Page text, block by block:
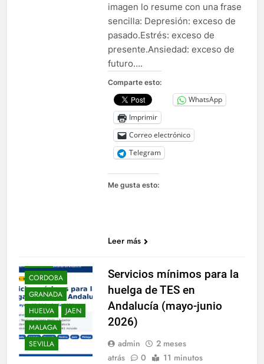
imagen lo resume con una frase
sencilla: Depresión: exceso de
pasado.Estrés: exceso de
presente.Ansiedad: exceso de
futuro….
Comparte esto:
WhatsApp
Imprimir
Correo electrónico
Telegram
Me gusta esto:
Leer más
CORDOBA
GRANADA
HUELVA
JAEN
MALAGA
SEVILLA
Servicios mínimos para la
huelga de TES en
Andalucía (mayo-junio
2026)
admin
2 meses
atrás
0 11 minutos